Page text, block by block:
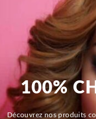
100%
Découvrez nos produits